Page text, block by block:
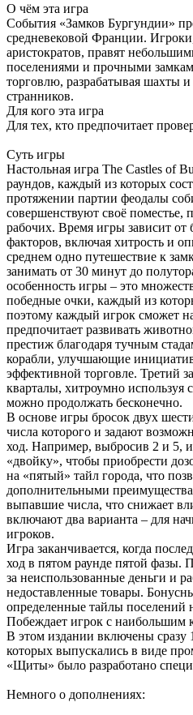
О чём эта игра
События «Замков Бургундии»
средневековой Франции.
аристократов, правят
поселениями и прочными
торговлю, разрабатывая шахты и
странников.
Для кого эта игра
Для тех, кто предпочитает
Суть игры
Настольная игра The Castles of
раундов, каждый из которых
протяжении партии феодалы
совершенствуют своё
рабочих. Время игры зависит от
факторов, включая хитрость и
среднем одно путешествие к
занимать от 30 минут до
особенность игры – это
победные очки, каждый из
поэтому каждый игрок сможет
предпочитает развивать
престиж благодаря тучным
корабли, улучшающие
эффективной торговле. Третий
кварталы, хитроумно используя
можно продолжать бесконечно.
В основе игры бросок двух
числа которого и задают
ход. Например, выбросив 2 и 5,
«двойку», чтобы приобрести
на «пятый» тайл города, что
дополнительными
выпавшие числа, что снижает
включают два варианта – для
игроков.
Игра заканчивается, когда
ход в пятом раунде пятой фазы.
за неиспользованные деньги и
недоставленные товары.
определенные тайлы поселений
Побеждает игрок с наибольшим
В этом издании включены сразу
которых выпускались в виде
«Щиты» было разработано
Немного о дополнениях: